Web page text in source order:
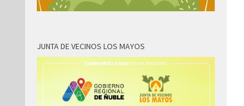
JUNTA DE VECINOS LOS MAYOS